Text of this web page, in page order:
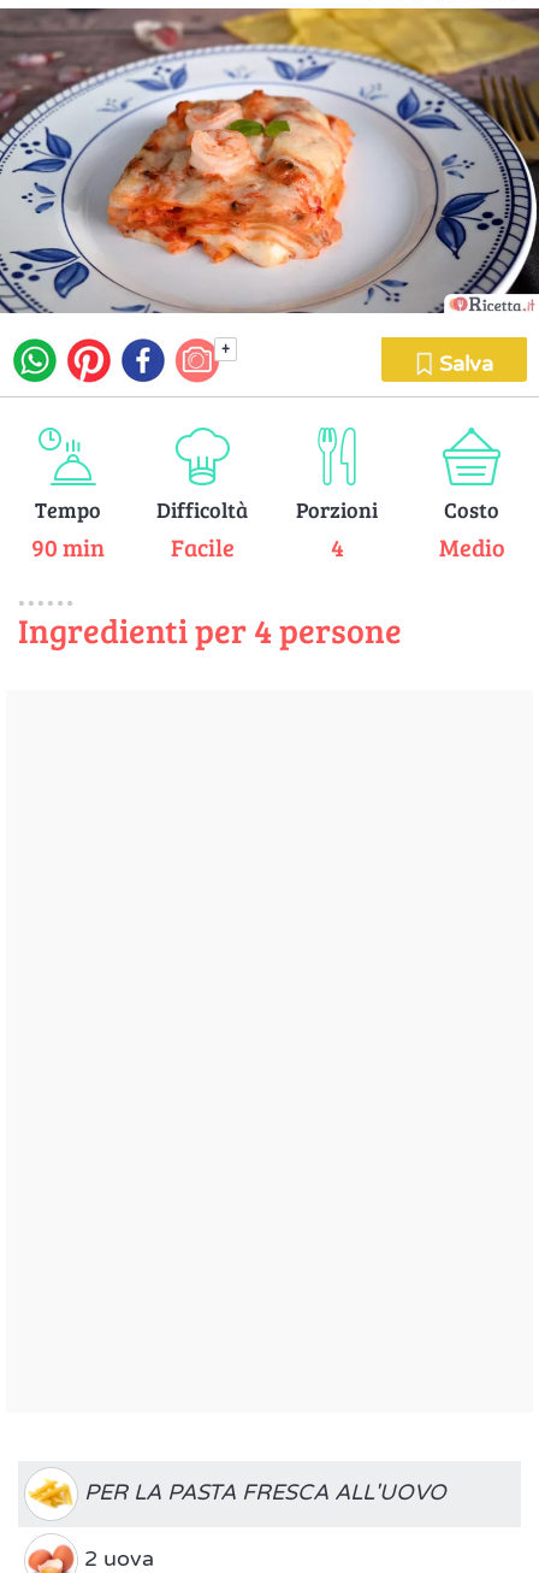
+
Salva
Tempo
90 min
Difficoltà
Facile
Porzioni
4
Costo
Medio
Ingredienti per 4 persone
PER LA PASTA FRESCA ALL'UOVO
2 uova